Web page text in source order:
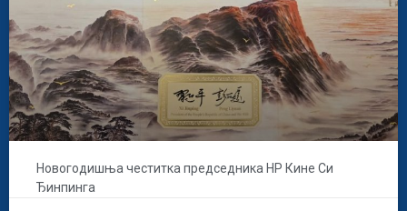
Новогодишња честитка председника НР Кине Си
Ђинпинга